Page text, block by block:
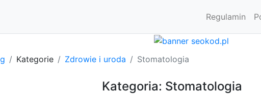
Regulamin
Kategorie Zdrowie i uroda Stomatologia
Kategoria: Stomatologia